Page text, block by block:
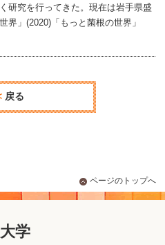
研究を行ってきた。現在は岩手県盛
界」(2020)「もっと菌根の世界」
戻る
ページのトップへ
学